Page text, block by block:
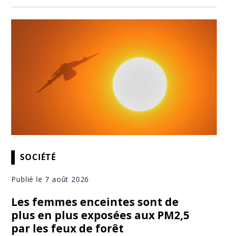
SOCIÉTÉ
Publié le 7 août 2026
Les femmes enceintes sont de
plus en plus exposées aux PM2,5
par les feux de forêt